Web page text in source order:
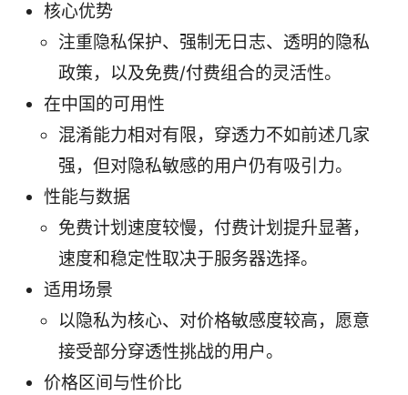
核心优势
注重隐私保护、强制无日志、透明的隐私
政策，以及免费/付费组合的灵活性。
在中国的可用性
混淆能力相对有限，穿透力不如前述几家
强，但对隐私敏感的用户仍有吸引力。
性能与数据
免费计划速度较慢，付费计划提升显著，
速度和稳定性取决于服务器选择。
适用场景
以隐私为核心、对价格敏感度较高，愿意
接受部分穿透性挑战的用户。
价格区间与性价比